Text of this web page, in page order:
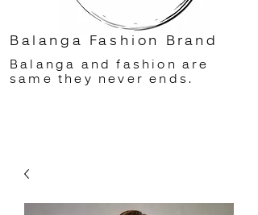
Balanga Fashion Brand
Balanga and fashion are
same they never ends.